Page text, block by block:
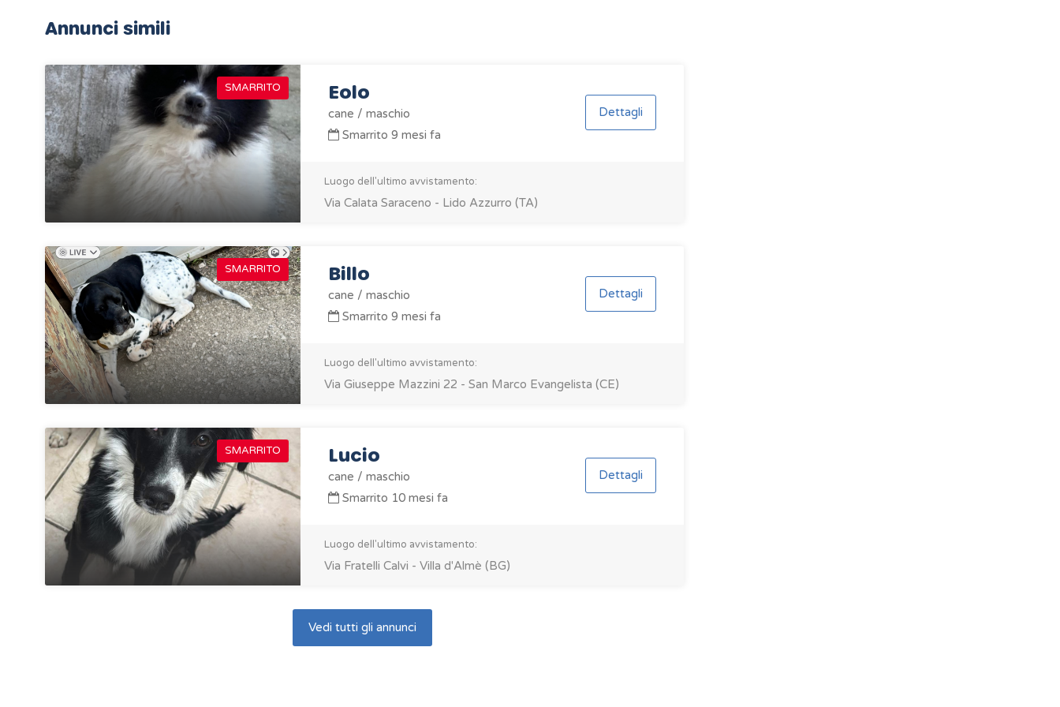
Annunci simili
SMARRITO Eolo
cane / maschio
Smarrito 9 mesi fa
Dettagli
Luogo dell'ultimo avvistamento:
Via Calata Saraceno - Lido Azzurro (TA)
SMARRITO Billo
cane / maschio
Smarrito 9 mesi fa
Dettagli
Luogo dell'ultimo avvistamento:
Via Giuseppe Mazzini 22 - San Marco Evangelista (CE)
SMARRITO Lucio
cane / maschio
Smarrito 10 mesi fa
Dettagli
Luogo dell'ultimo avvistamento:
Via Fratelli Calvi - Villa d'Almè (BG)
Vedi tutti gli annunci